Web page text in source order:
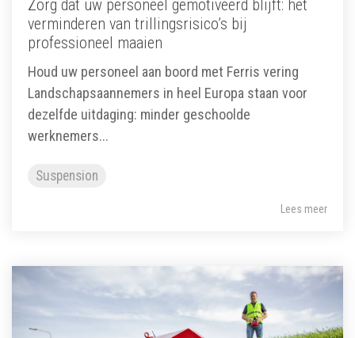
Zorg dat uw personeel gemotiveerd blijft: het
verminderen van trillingsrisico’s bij
professioneel maaien
Houd uw personeel aan boord met Ferris vering
Landschapsaannemers in heel Europa staan voor
dezelfde uitdaging: minder geschoolde
werknemers...
Suspension
Lees meer